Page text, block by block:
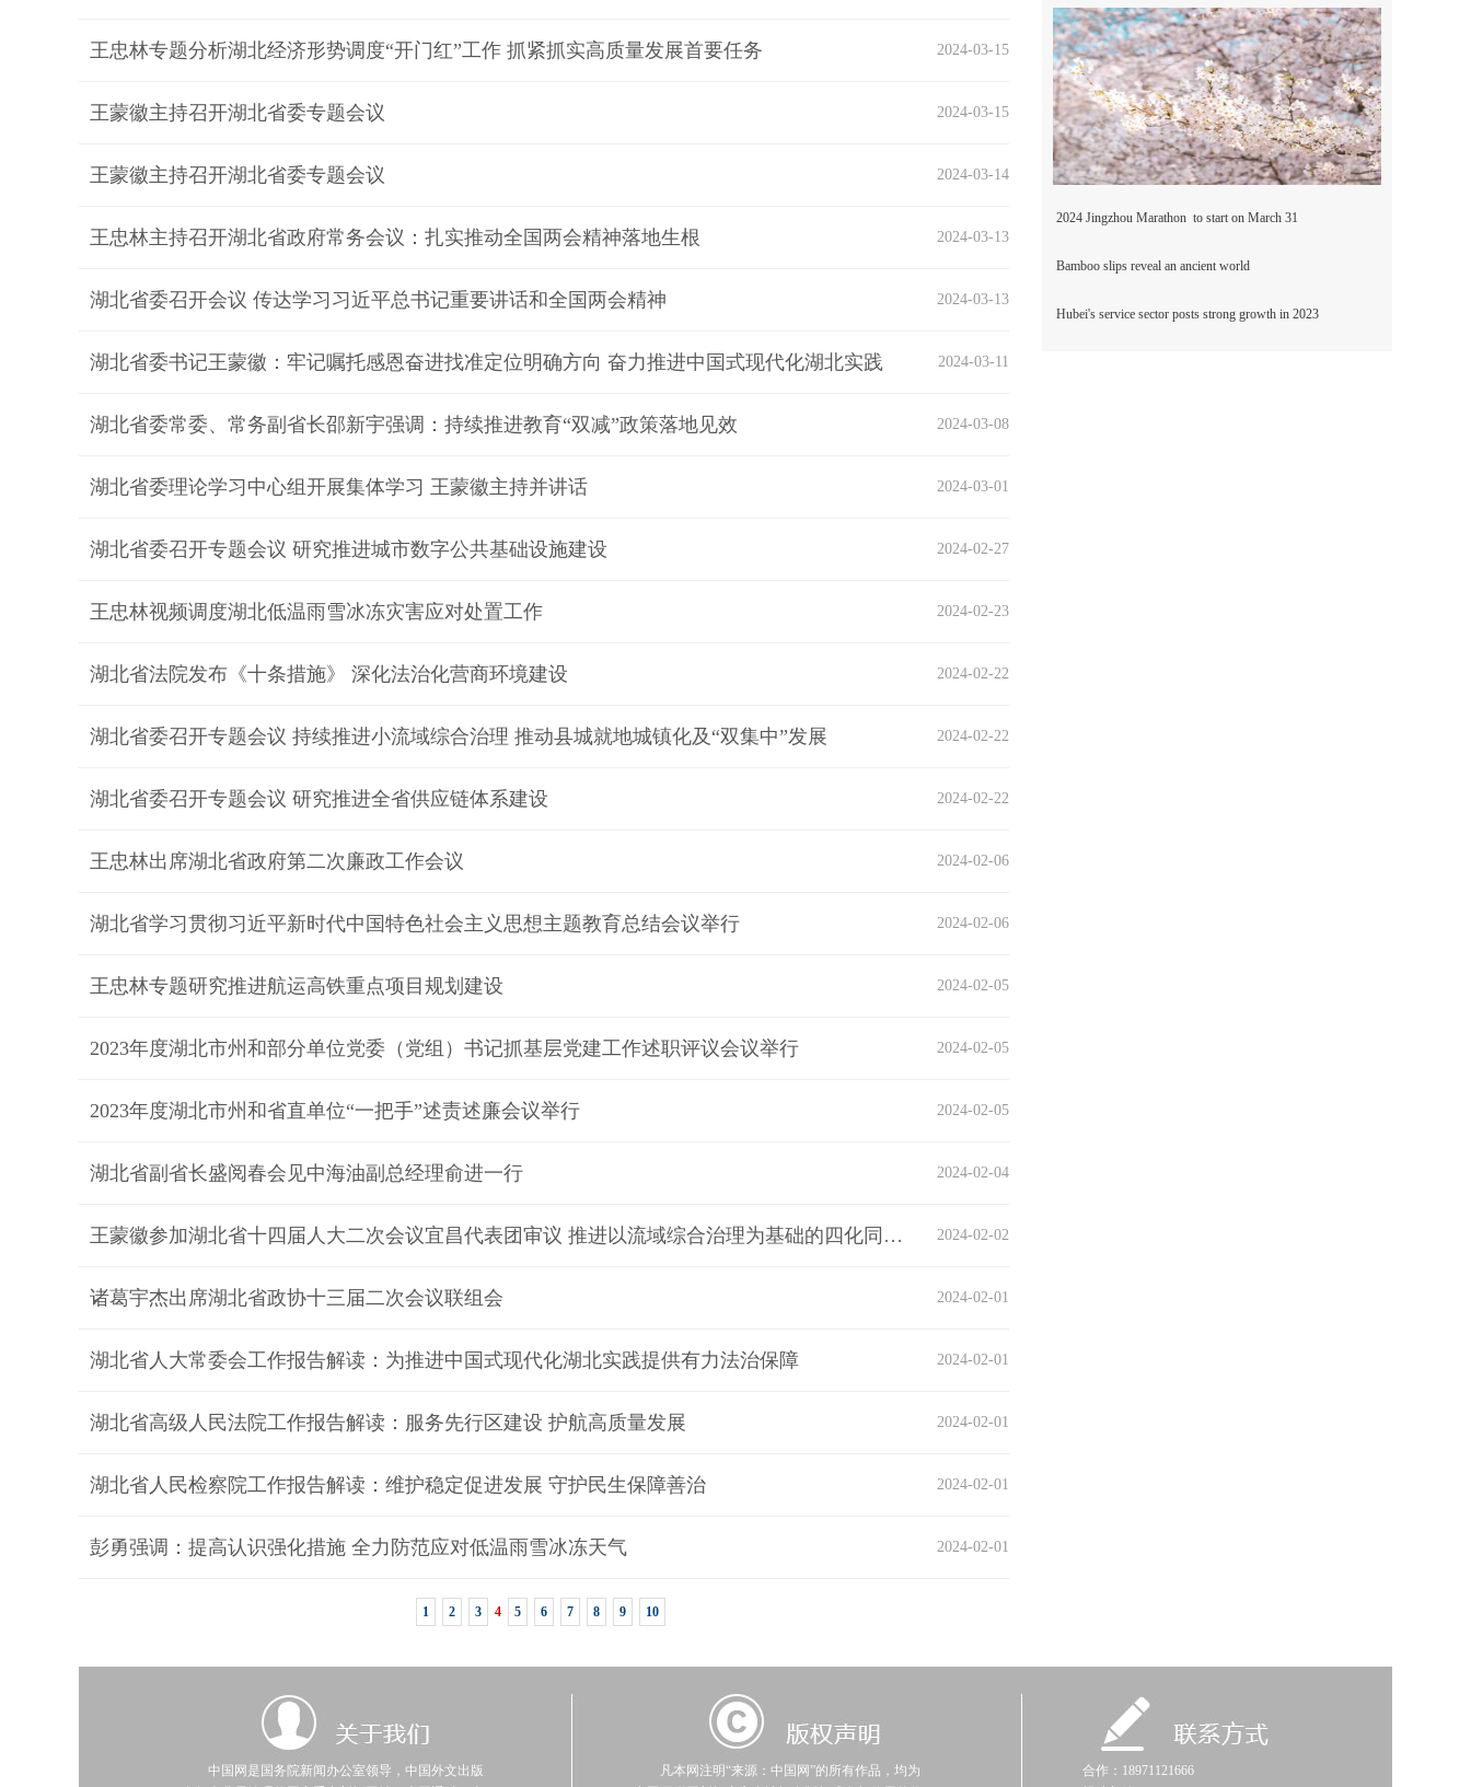
王忠林专题分析湖北经济形势调度“开门红”工作 抓紧抓实高质量发展首要任务 2024-03-15
王蒙徽主持召开湖北省委专题会议 2024-03-15
王蒙徽主持召开湖北省委专题会议 2024-03-14
王忠林主持召开湖北省政府常务会议：扎实推动全国两会精神落地生根 2024-03-13
湖北省委召开会议 传达学习习近平总书记重要讲话和全国两会精神 2024-03-13
湖北省委书记王蒙徽：牢记嘱托感恩奋进找准定位明确方向 奋力推进中国式现代化湖北实践 2024-03-11
湖北省委常委、常务副省长邵新宇强调：持续推进教育“双减”政策落地见效 2024-03-08
湖北省委理论学习中心组开展集体学习 王蒙徽主持并讲话 2024-03-01
湖北省委召开专题会议 研究推进城市数字公共基础设施建设 2024-02-27
王忠林视频调度湖北低温雨雪冰冻灾害应对处置工作 2024-02-23
湖北省法院发布《十条措施》 深化法治化营商环境建设 2024-02-22
湖北省委召开专题会议 持续推进小流域综合治理 推动县城就地城镇化及“双集中”发展 2024-02-22
湖北省委召开专题会议 研究推进全省供应链体系建设 2024-02-22
王忠林出席湖北省政府第二次廉政工作会议 2024-02-06
湖北省学习贯彻习近平新时代中国特色社会主义思想主题教育总结会议举行 2024-02-06
王忠林专题研究推进航运高铁重点项目规划建设 2024-02-05
2023年度湖北市州和部分单位党委（党组）书记抓基层党建工作述职评议会议举行 2024-02-05
2023年度湖北市州和省直单位“一把手”述责述廉会议举行 2024-02-05
湖北省副省长盛阅春会见中海油副总经理俞进一行 2024-02-04
王蒙徽参加湖北省十四届人大二次会议宜昌代表团审议 推进以流域综合治理为基础的四化同步发展 2024-02-02
诸葛宇杰出席湖北省政协十三届二次会议联组会 2024-02-01
湖北省人大常委会工作报告解读：为推进中国式现代化湖北实践提供有力法治保障 2024-02-01
湖北省高级人民法院工作报告解读：服务先行区建设 护航高质量发展 2024-02-01
湖北省人民检察院工作报告解读：维护稳定促进发展 守护民生保障善治 2024-02-01
彭勇强调：提高认识强化措施 全力防范应对低温雨雪冰冻天气 2024-02-01
1 2 3 4 5 6 7 8 9 10